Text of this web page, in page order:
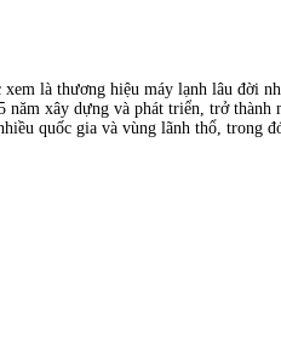
xem là thương hiệu máy lạnh lâu đời
năm xây dựng và phát triển, trở
quốc gia và vùng lãnh thổ, trong